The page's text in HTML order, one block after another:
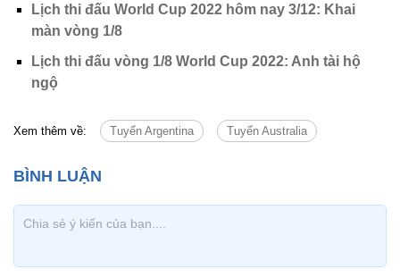
Lịch thi đấu World Cup 2022 hôm nay 3/12: Khai
màn vòng 1/8
Lịch thi đấu vòng 1/8 World Cup 2022: Anh tài hộ
ngộ
Xem thêm về: Tuyển Argentina Tuyển Australia